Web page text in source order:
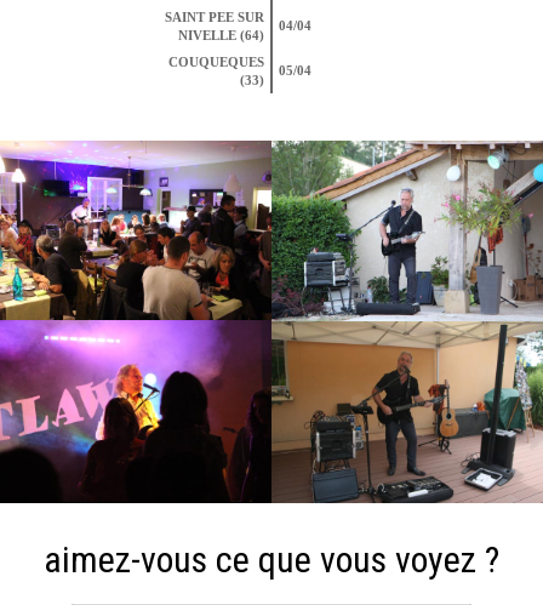
SAINT PEE SUR
NIVELLE (64)
04/04
COUQUEQUES
(33)
05/04
aimez-vous ce que vous voyez ?